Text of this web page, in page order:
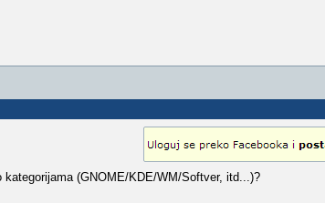
(GNOME/KDE/WM/Softver, itd...)?